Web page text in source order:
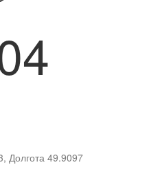
Долгота 49.9097